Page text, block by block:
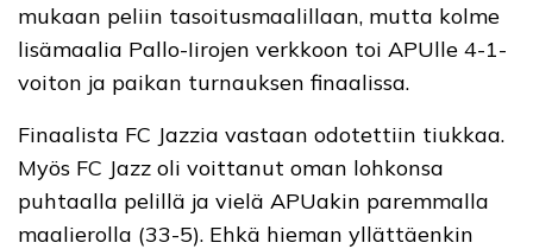
mukaan peliin tasoitusmaalillaan, mutta kolme
lisämaalia Pallo-Iirojen verkkoon toi APUlle 4-1-
voiton ja paikan turnauksen finaalissa.
Finaalista FC Jazzia vastaan odotettiin tiukkaa.
Myös FC Jazz oli voittanut oman lohkonsa
puhtaalla pelillä ja vielä APUakin paremmalla
maalierolla (33-5). Ehkä hieman yllättäenkin